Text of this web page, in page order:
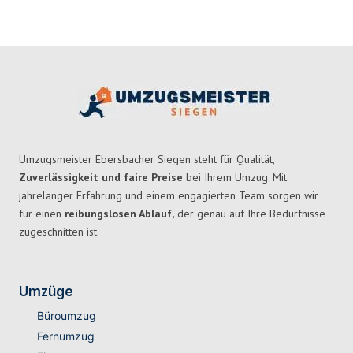
Umzugsmeister Ebersbacher Siegen steht für Qualität,
Zuverlässigkeit und faire Preise bei Ihrem Umzug. Mit
jahrelanger Erfahrung und einem engagierten Team sorgen wir
für einen reibungslosen Ablauf, der genau auf Ihre Bedürfnisse
zugeschnitten ist.
Umzüge
Büroumzug
Fernumzug